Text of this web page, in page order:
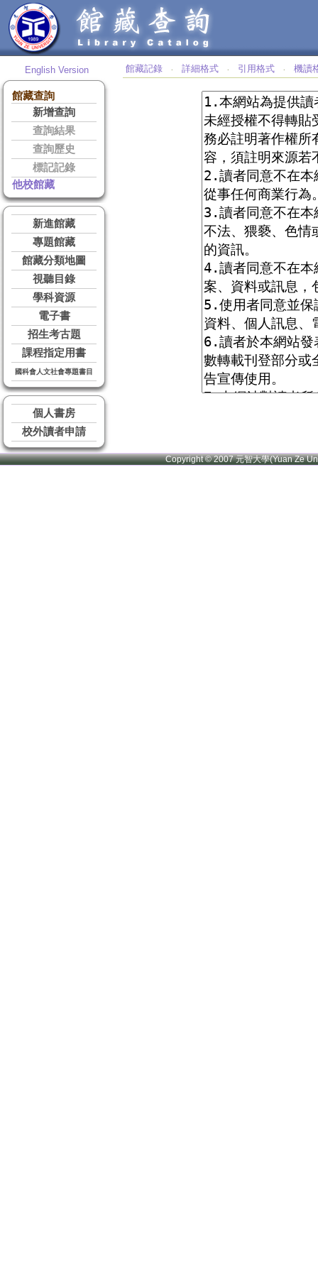
English Version
館藏查詢
新增查詢
查詢結果
查詢歷史
標記記錄
他校館藏
新進館藏
專題館藏
館藏分類地圖
視聽目錄
學科資源
電子書
招生考古題
課程指定用書
國科會人文社會專題書目
個人書房
校外讀者申請
館藏記錄 ‧ 詳細格式 ‧ 引用格式 ‧ 機讀
Copyright © 2007 元智大學(Yuan Ze